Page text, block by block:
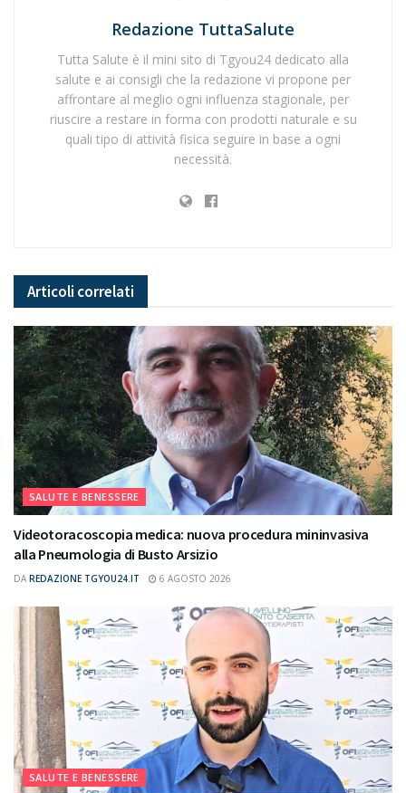
Redazione TuttaSalute
Tutta Salute è il mini sito di Tgyou24 dedicato alla
salute e ai consigli che la redazione vi propone per
affrontare al meglio ogni influenza stagionale, per
riuscire a restare in forma con prodotti naturale e su
quali tipo di attività fisica seguire in base a ogni
necessità.
Articoli correlati
SALUTE E BENESSERE
Videotoracoscopia medica: nuova procedura mininvasiva
alla Pneumologia di Busto Arsizio
DA REDAZIONE TGYOU24.IT 6 AGOSTO 2026
SALUTE E BENESSERE